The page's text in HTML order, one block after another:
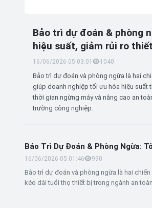
Bảo trì dự đoán & phòng
hiệu suất, giảm rủi ro
16/06/2026 05:03:01 1040
Bảo trì dự đoán và phòng ngừa là hai
giúp doanh nghiệp tối ưu hóa hiệu suất
thời gian ngừng máy và nâng cao an
trường công nghiệp.
Bảo Trì Dự Đoán & Phòng Ngừa:
16/06/2026 05:01:46 990
Bảo trì dự đoán và phòng ngừa là hai
kéo dài tuổi thọ thiết bị trong ngành an